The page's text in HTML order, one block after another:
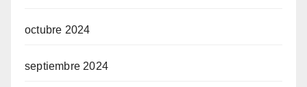
octubre 2024
septiembre 2024